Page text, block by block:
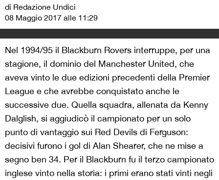
di Redazione Undici
08 Maggio 2017 alle 11:29
Nel 1994/95 il Blackburn Rovers interruppe, per una
stagione, il dominio del Manchester United, che
aveva vinto le due edizioni precedenti della Premier
League e che avrebbe conquistato anche le
successive due. Quella squadra, allenata da Kenny
Dalglish, si aggiudicò il campionato per un solo
punto di vantaggio sui Red Devils di Ferguson:
decisivi furono i gol di Alan Shearer, che ne mise a
segno ben 34. Per il Blackburn fu il terzo campionato
inglese vinto nella storia: i primi erano stati vinti negli